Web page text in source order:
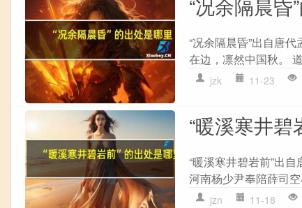
“况余隔晨昏”出自唐
在边，凛然中国秋。
jzk 11-23
“暖溪寒井碧
“暖溪寒井碧岩前”出
河南杨少尹奉陪薛司
jzn 11-18